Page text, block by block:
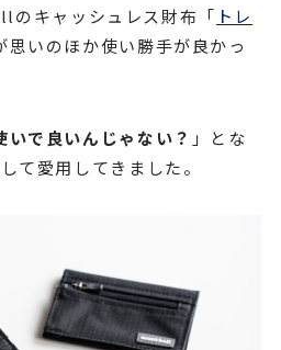
キャッシュレス財布「 トレ
思いのほか使い勝手が良かっ
いで良いんじゃない？ 」とな
て愛用してきました。